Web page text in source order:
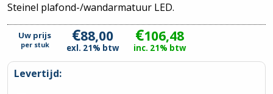
Steinel plafond-/wandarmatuur LED.
Uw prijs
per stuk €88,00
exl. 21% btw
€106,48
inc. 21% btw
Levertijd: